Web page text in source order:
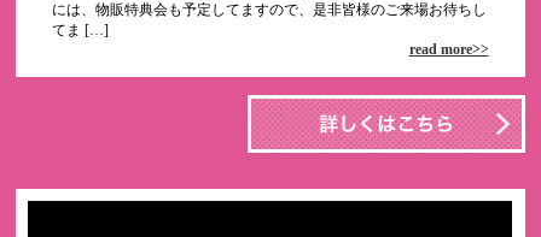
には、物販特典会も予定してますので、是非皆様のご来場お待ちし
てま […]
read more>>